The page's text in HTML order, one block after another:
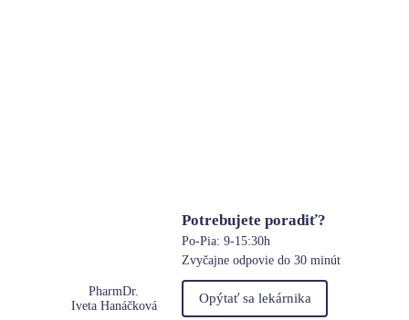
PharmDr.
Iveta Hanáčková
Potrebujete poradiť?
Po-Pia: 9-15:30h
Zvyčajne odpovie do 30 minút
Opýtať sa lekárnika